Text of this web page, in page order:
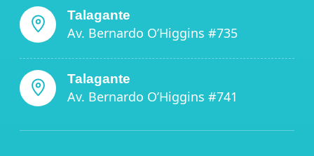
Talagante
Av. Bernardo O’Higgins #735
Talagante
Av. Bernardo O’Higgins #741